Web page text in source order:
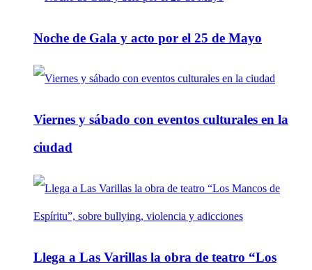
Noche de Gala y acto por el 25 de Mayo
Viernes y sábado con eventos culturales en la
ciudad
Llega a Las Varillas la obra de teatro “Los